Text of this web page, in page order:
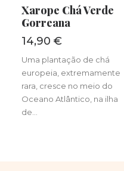
ADICIONAR
Xarope Chá Verde
Gorreana
14,90 €
Uma plantação de chá
europeia, extremamente
rara, cresce no meio do
Oceano Atlântico, na ilha
de…